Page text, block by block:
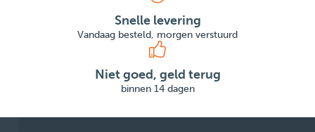
Snelle levering
Vandaag besteld, morgen verstuurd
Niet goed, geld terug
binnen 14 dagen